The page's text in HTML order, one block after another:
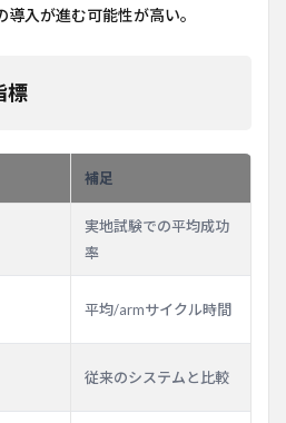
入が進む可能性が高い。
標
補足
実地試験での平均成功
率
平均/armサイクル時間
従来のシステムと比較